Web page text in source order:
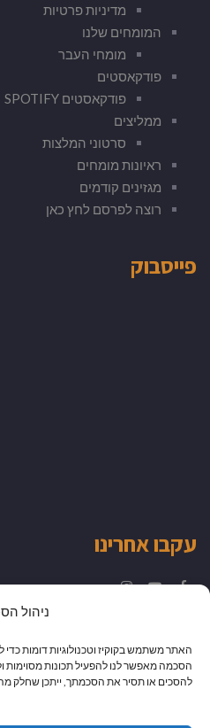
ניהול
האתר משתמש בקוקיז וטכנולוגיות דומות
הסכמה מאפשר לנו להפעיל תכונות
להסכים או תסיר את הסכמתך, ייתכן שחלק
מדיניות פרטיות
המומחים שלנו
מומחי העבר
פודקאסטים
פודקאסטים SPOTIFY
ממליצים
סרטוני המלצות
ראיונות מומחים
מגזינים קודמים
רוצה לפרסם לחץ כאן
פייסבוק
עקבו אחרינו